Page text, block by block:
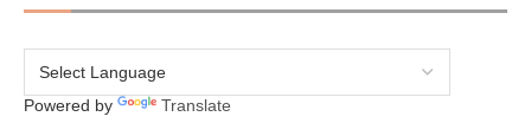
Powered by Translate